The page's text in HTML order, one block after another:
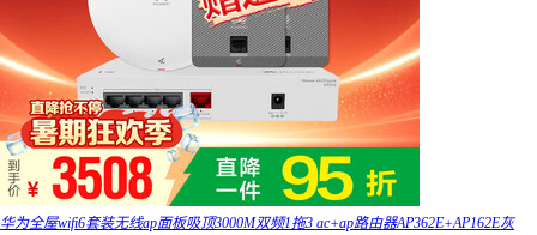
华为全屋wifi6套装无线ap面板吸顶3000M双频1拖3 ac+ap路由器AP362E+AP162E灰